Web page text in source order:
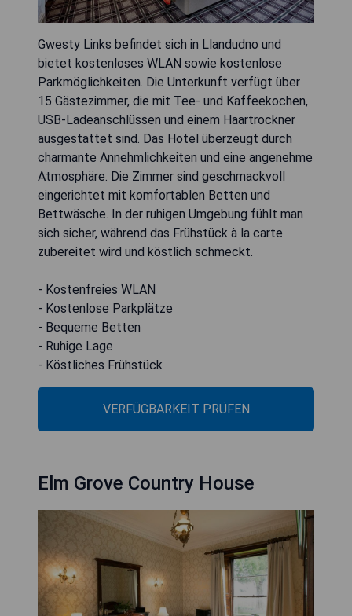
Gwesty Links befindet sich in Llandudno und
bietet kostenloses WLAN sowie kostenlose
Parkmöglichkeiten. Die Unterkunft verfügt über
15 Gästezimmer, die mit Tee- und Kaffeekochen,
USB-Ladeanschlüssen und einem Haartrockner
ausgestattet sind. Das Hotel überzeugt durch
charmante Annehmlichkeiten und eine angenehme
Atmosphäre. Die Zimmer sind geschmackvoll
eingerichtet mit komfortablen Betten und
Bettwäsche. In der ruhigen Umgebung fühlt man
sich sicher, während das Frühstück à la carte
zubereitet wird und köstlich schmeckt.
- Kostenfreies WLAN
- Kostenlose Parkplätze
- Bequeme Betten
- Ruhige Lage
- Köstliches Frühstück
VERFÜGBARKEIT PRÜFEN
Elm Grove Country House